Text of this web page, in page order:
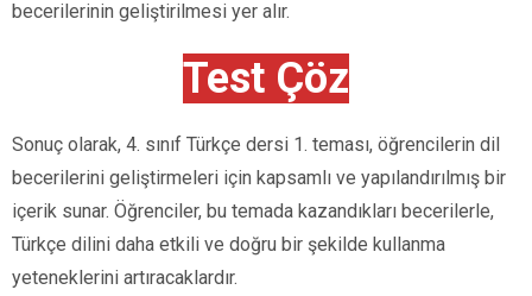
becerilerinin geliştirilmesi yer alır.
Test Çöz
Sonuç olarak, 4. sınıf Türkçe dersi 1. teması, öğrencilerin dil
becerilerini geliştirmeleri için kapsamlı ve yapılandırılmış bir
içerik sunar. Öğrenciler, bu temada kazandıkları becerilerle,
Türkçe dilini daha etkili ve doğru bir şekilde kullanma
yeteneklerini artıracaklardır.